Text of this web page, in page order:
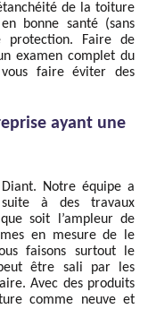
de la toiture
bonne santé (sans
protection. Faire de
examen complet du
faire éviter des
ayant une
Notre équipe a
à des travaux
soit l’ampleur de
en mesure de le
faisons surtout le
être sali par les
Avec des produits
comme neuve et